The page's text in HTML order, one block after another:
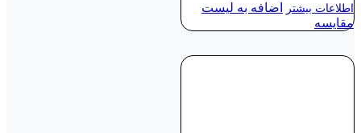
اطلاعات بیشتر
اضافه به لیست
مقایسه